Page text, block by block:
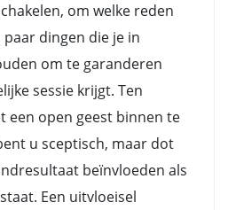
om welke reden
dingen die je in
om te garanderen
sessie krijgt. Ten
een open geest binnen te
u sceptisch, maar dot
beïnvloeden als
Een uitvloeisel